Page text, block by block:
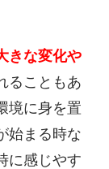
きな変化や
ることもあ
境に身を置
始まる時な
に感じやす